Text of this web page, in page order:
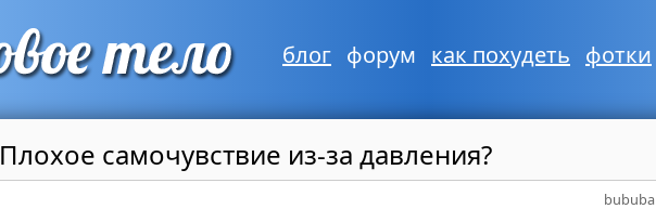
блог форум как похудеть фотки
Плохое самочувствие из-за давления?
bububa